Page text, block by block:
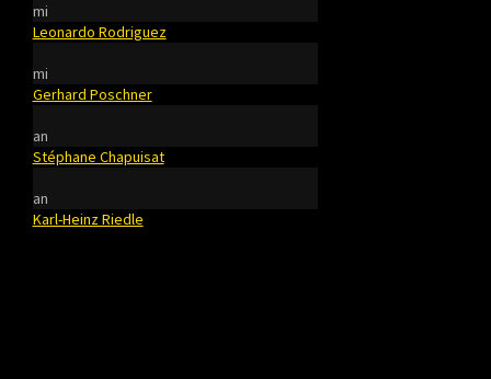
mi
Leonardo Rodriguez
mi
Gerhard Poschner
an
Stéphane Chapuisat
an
Karl-Heinz Riedle